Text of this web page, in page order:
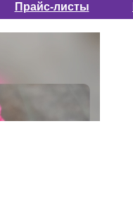
Прайс-листы